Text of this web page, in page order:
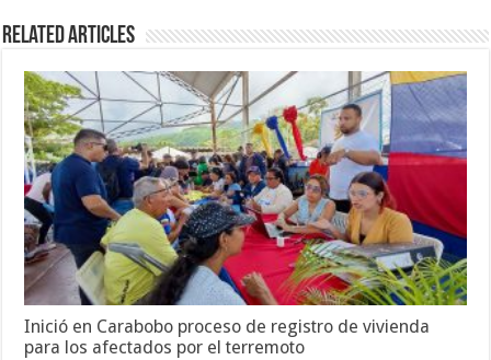
Related Articles
Inició en Carabobo proceso de registro de vivienda
para los afectados por el terremoto